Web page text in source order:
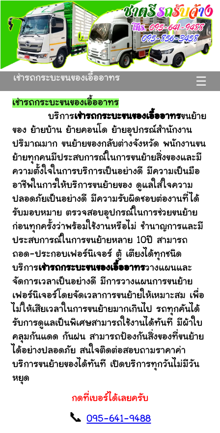
☰
เช่ารถกระบะขนของเอื้ออาทร
เช่ารถกระบะขนของเอื้ออาทร
บริการเช่ารถกระบะขนของเอื้ออาทรขนย้าย
ของ ย้ายบ้าน ย้ายคอนโด ย้ายอุปกรณ์สำนักงาน
ปริมาณมาก ขนย้ายของกลับต่างจังหวัด พนักงานขน
ย้ายทุกคนมีประสบการณ์ในการขนย้ายสิ่งของและมี
ความตั้งใจในการบริการเป็นอย่างดี มีความเป็นมือ
อาชีพในการให้บริการขนย้ายของ ดูแลใส่ใจความ
ปลอดภัยเป็นอย่างดี มีความรับผิดชอบต่องานที่ได้
รับมอบหมาย ตรวจสอบอุปกรณ์ในการช่วยขนย้าย
ก่อนทุกครั้งว่าพร้อมใช้งานหรือไม่ ชำนาญการและมี
ประสบการณ์ในการขนย้ายหลาย 10ปี สามารถ
ถอด-ประกอบเฟอร์นิเจอร์ ตู้ เตียงได้ทุกชนิด
บริการเช่ารถกระบะขนของเอื้ออาทรวางแผนและ
จัดการเวลาเป็นอย่างดี มีการวางแผนการขนย้าย
เฟอร์นิเจอร์โดยจัดเวลาการขนย้ายให้เหมาะสม เพื่อ
ไม่ให้เสียเวลาในการขนย้ายมากเกินไป รถทุกคันได้
รับการดูแลเป็นพิเศษสามารถใช้งานได้ทันที มีผ้าใบ
คลุมกันแดด กันฝน สามารถป้องกันสิ่งของที่ขนย้าย
ได้อย่างปลอดภัย สนใจติดต่อสอบถามราคาค่า
บริการขนย้ายของได้ทันที เปิดบริการทุกวันไม่มีวัน
หยุด
กดที่เบอร์ได้เลยครับ
📞095-641-9488